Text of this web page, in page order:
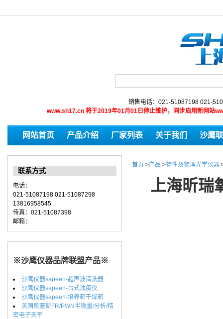
销售电话：021-51087198 021-
www.sh17.cn 将于2019年01月01日停止维护，同步启用新网站
网站首页 产品介绍 厂家列表 关于我们 沙鹰
联系方式
电话：
021-51087198 021-51087298
13816958545
传真：021-51087398
邮箱：
※沙鹰仪器品牌联盟产品※
沙鹰仪器sapeen-超声波清洗器
沙鹰仪器sapeen-台式浊度仪
沙鹰仪器sapeen-培养箱干燥箱
美国奥豪斯FR/PWN半微量/分析/精
密电子天平
首页 >产品 >物性及物理光学仪器
上海昕瑞